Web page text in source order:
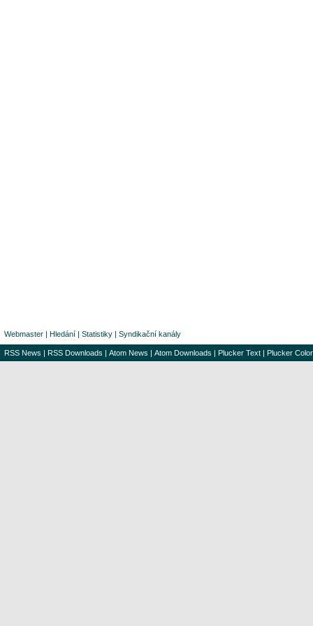
Webmaster | Hledání | Statistiky | Syndikační kanály
RSS News | RSS Downloads | Atom News | Atom Downloads | Plucker Text | Plucker Color